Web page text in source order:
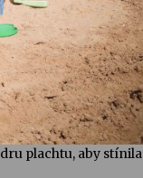
plachtu, aby stínila